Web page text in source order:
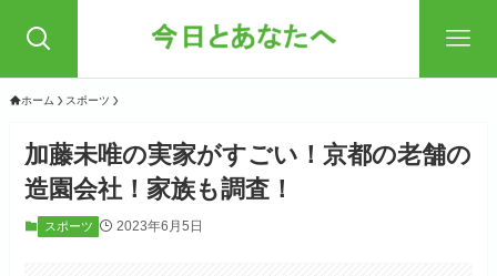
ホーム スポーツ
加藤未唯の実家がすごい！京都の老舗の
造園会社！家族も調査！
スポーツ 2023年6月5日